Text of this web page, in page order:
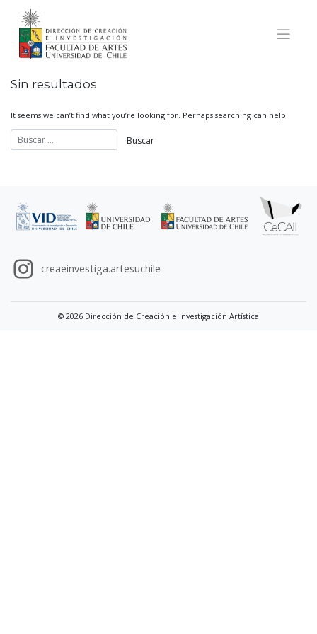
content
Sin resultados
It seems we can’t find what you’re looking for. Perhaps searching can help.
creaeinvestiga.artesuchile
© 2026 Dirección de Creación e Investigación Artística